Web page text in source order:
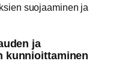
suojaaminen ja
ja
kunnioittaminen